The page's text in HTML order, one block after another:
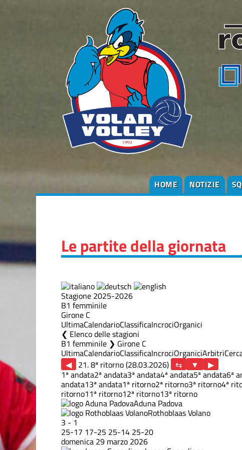
HOME NOTIZIE
Le partite della giornata
Stagione 2025-2026
B1 femminile
Girone C
UltimaCalendarioClassificaIncrociOrganici
Elenco delle stagioni
B1 femminile ❯ Girone C
UltimaCalendarioClassificaIncrociOrganiciArbitri
◀ 21. 8ª ritorno (28.03.2026)
▶
1ª andata2ª andata3ª andata4ª andata5ª andata6ª
andata13ª andata1ª ritorno2ª ritorno3ª ritorno4ª
ritorno11ª ritorno12ª ritorno13ª ritorno
Aduna Padova
Rothoblaas Volano
3 - 1
25-17 17-25 25-14 25-20
domenica 29 marzo 2026